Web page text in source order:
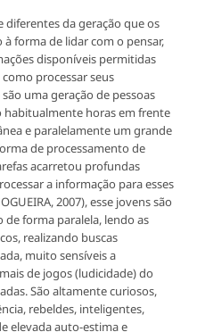
da geração que os
à forma de lidar com o pensar,
disponíveis permitidas
processar seus
uma geração de pessoas
horas em frente
e paralelamente um grande
de processamento de
acarretou profundas
a informação para esses
2007), esse jovens são
de forma paralela, lendo as
realizando buscas
muito sensíveis a
de jogos (ludicidade) do
São altamente curiosos,
rebeldes, inteligentes,
elevada auto-estima e